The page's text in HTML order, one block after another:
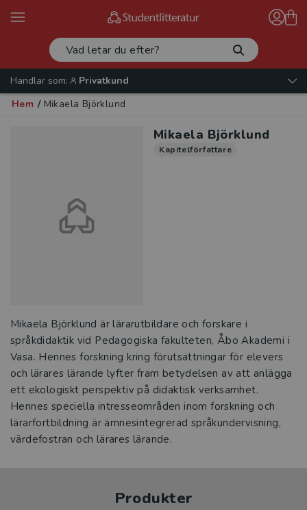
Handlar som:
Privatkund
Hem / Mikaela Björklund
Mikaela Björklund
Kapitelförfattare
Mikaela Björklund är lärarutbildare och forskare i
språkdidaktik vid Pedagogiska fakulteten, Åbo Akademi i
Vasa. Hennes forskning kring förutsättningar för elevers
och lärares lärande lyfter fram betydelsen av att anlägga
ett ekologiskt perspektiv på didaktisk verksamhet.
Hennes speciella intresseområden inom forskning och
lärarfortbildning är ämnesintegrerad språkundervisning,
värdefostran och lärares lärande.
Produkter